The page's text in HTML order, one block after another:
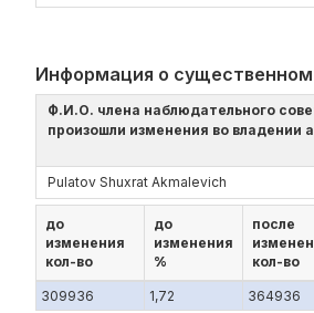
Информация о
Ф.И.О. члена наблюдательного
произошли изменения во владении
Pulatov Shuxrat Akmalevich
до
изменения
кол-во
до
изменения
%
после
кол-во
309936 1,72 364936